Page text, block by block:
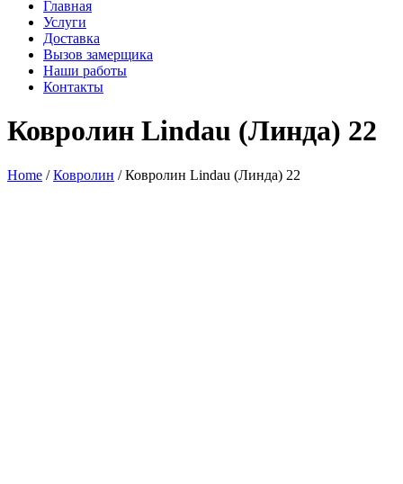
Главная
Услуги
Доставка
Вызов замерщика
Наши работы
Контакты
Ковролин Lindau (Линда) 22
Home /Ковролин / Ковролин Lindau (Линда) 22